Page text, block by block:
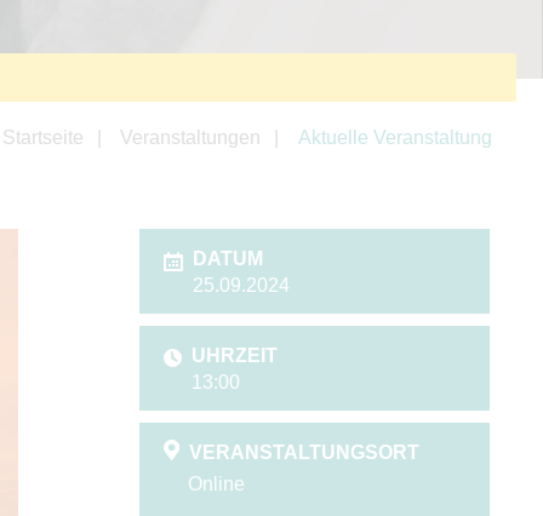
Startseite Veranstaltungen Aktuelle Veranstaltung
DATUM
25.09.2024
UHRZEIT
13:00
VERANSTALTUNGSORT
Online